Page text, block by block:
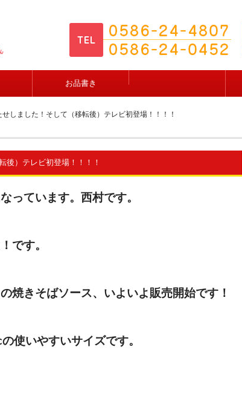
お品書き
しました！そして（移転後）テレビ初登場！！！！
後）テレビ初登場！！！！
っています。西村です。
です。
焼きそばソース、いよいよ販売開始です！
使いやすいサイズです。